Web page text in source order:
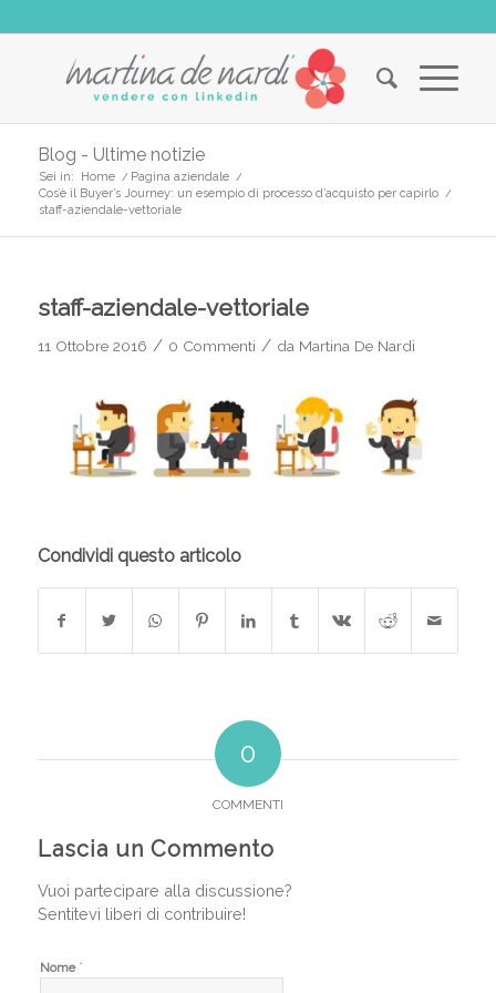
Blog - Ultime notizie
Sei in: Home / Pagina aziendale /
Cos’è il Buyer’s Journey: un esempio di processo d’acquisto per capirlo /
staff-aziendale-vettoriale
staff-aziendale-vettoriale
11 Ottobre 2016 / 0 Commenti / da Martina De Nardi
Condividi questo articolo
0
COMMENTI
Lascia un Commento
Vuoi partecipare alla discussione?
Sentitevi liberi di contribuire!
Nome *